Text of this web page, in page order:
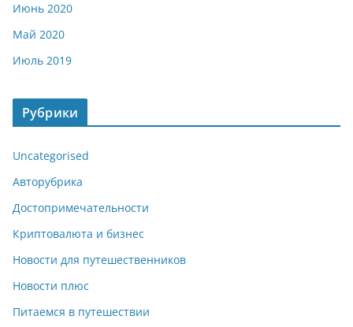
Июнь 2020
Май 2020
Июль 2019
Рубрики
Uncategorised
Авторубрика
Достопримечательности
Криптовалюта и бизнес
Новости для путешественников
Новости плюс
Питаемся в путешествии